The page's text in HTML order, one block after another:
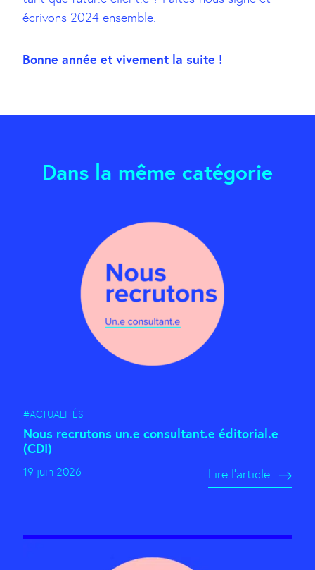
écrivons 2024 ensemble.
Bonne année et vivement la suite !
Dans la même catégorie
#ACTUALITÉS
Nous recrutons un.e consultant.e éditorial.e
(CDI)
19 juin 2026 Lire l'article